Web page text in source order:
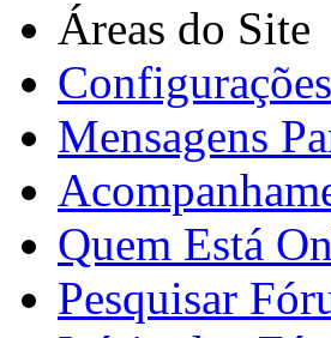
Áreas do Site
Configurações
Mensagens
Quem Está
Pesquisar